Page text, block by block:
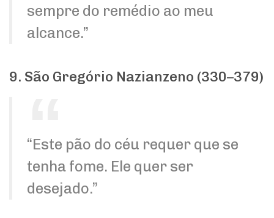
sempre do remédio ao meu
alcance.”
9. São Gregório Nazianzeno (330–379)
“Este pão do céu requer que se
tenha fome. Ele quer ser
desejado.”